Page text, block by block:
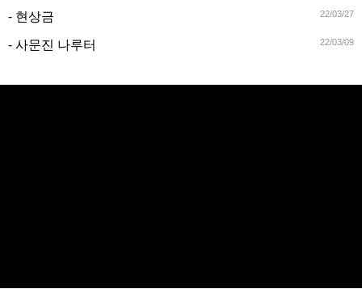
22/03/27
- 현상금
22/03/09
- 사문진 나루터